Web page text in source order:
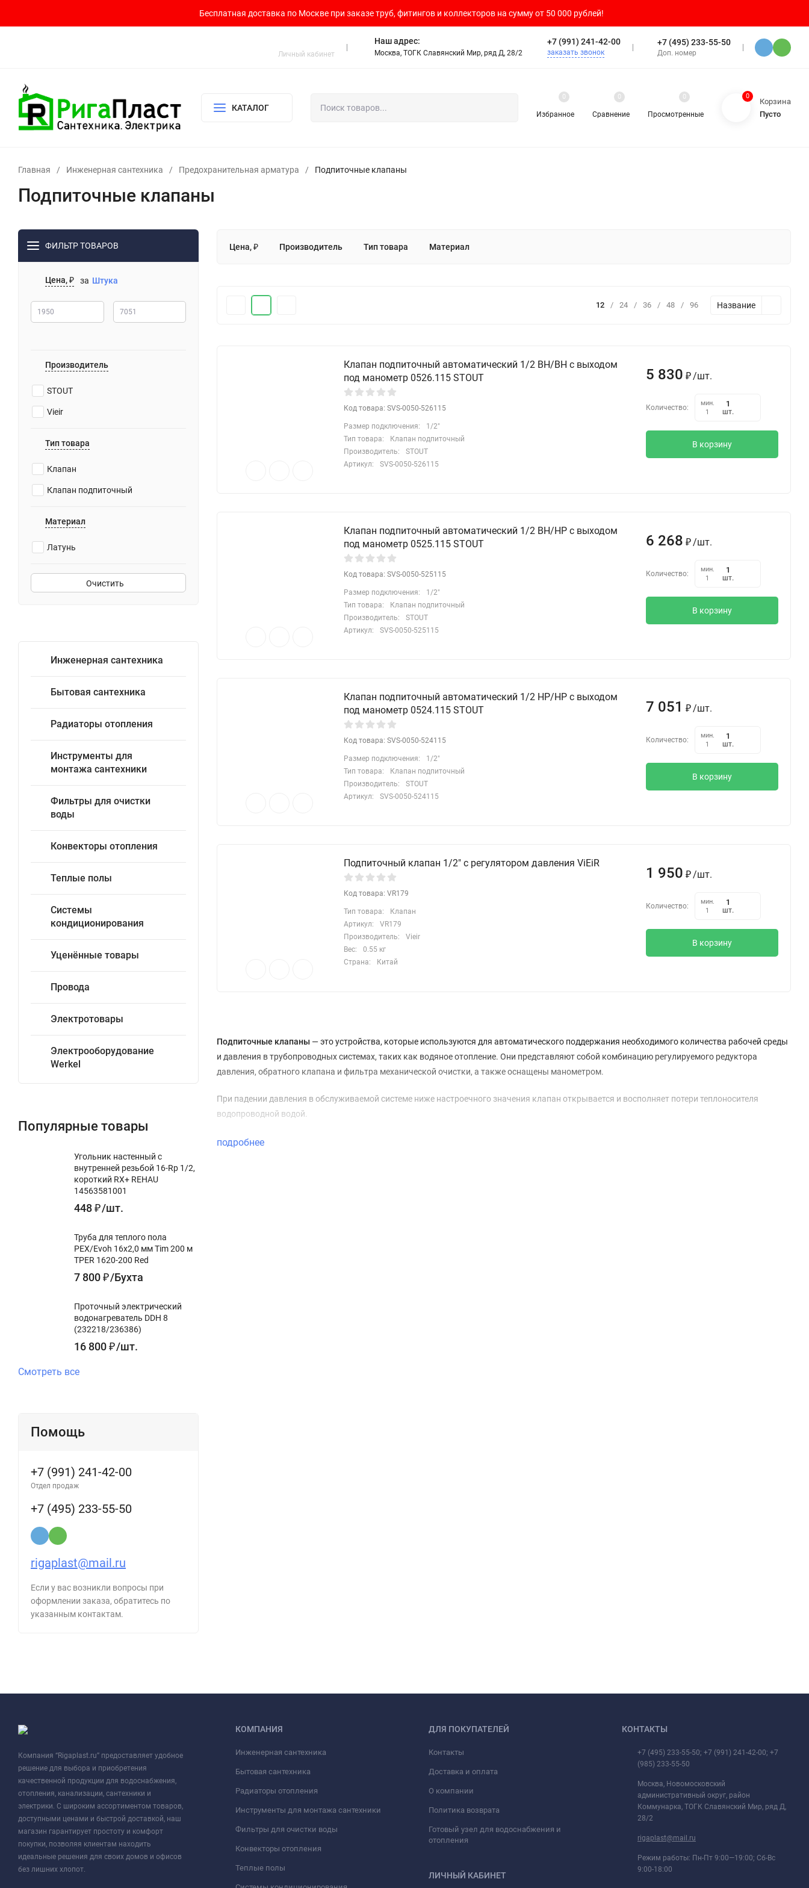
Бесплатная доставка по Москве при заказе труб, фитингов и коллекторов на сумму от 50 000 рублей!
Личный кабинет
Наш адрес:
Москва, ТОГК Славянский Мир, ряд Д, 28/2
+7 (991) 241-42-00
заказать звонок
+7 (495) 233-55-50
Доп. номер
КАТАЛОГ
Избранное
0
Сравнение
0
Просмотренные
0 0
Корзина
Пусто
Главная / Инженерная сантехника / Предохранительная арматура / Подпиточные клапаны
Подпиточные клапаны
ФИЛЬТР ТОВАРОВ
Цена, ₽ за Штука
Производитель
STOUT
Vieir
Тип товара
Клапан
Клапан подпиточный
Материал
Латунь
Очистить
Инженерная сантехника
Бытовая сантехника
Радиаторы отопления
Инструменты для
монтажа сантехники
Фильтры для очистки
воды
Конвекторы отопления
Теплые полы
Системы
кондиционирования
Уценённые товары
Провода
Электротовары
Электрооборудование
Werkel
Популярные товары
Угольник настенный с
внутренней резьбой 16-Rp 1/2,
короткий RX+ REHAU
14563581001
448₽/шт.
Труба для теплого пола
PEX/Evoh 16х2,0 мм Tim 200 м
TPER 1620-200 Red
7 800₽/Бухта
Проточный электрический
водонагреватель DDH 8
(232218/236386)
16 800₽/шт.
Смотреть все
Помощь
+7 (991) 241-42-00
Отдел продаж
+7 (495) 233-55-50
rigaplast@mail.ru
Если у вас возникли вопросы при
оформлении заказа, обратитесь по
указанным контактам.
Цена, ₽ Производитель Тип товара Материал
12 / 24 / 36 / 48 / 96 Название
Клапан подпиточный автоматический 1/2 ВН/ВН с выходом
под манометр 0526.115 STOUT
Код товара: SVS-0050-526115
Размер подключения:
1/2"
Тип товара:
Клапан подпиточный
Производитель:
STOUT
Артикул:
SVS-0050-526115
5 830 ₽/шт.
Количество:
мин.
1
шт.
В корзину
Клапан подпиточный автоматический 1/2 ВН/НР с выходом
под манометр 0525.115 STOUT
Код товара: SVS-0050-525115
Размер подключения:
1/2"
Тип товара:
Клапан подпиточный
Производитель:
STOUT
Артикул:
SVS-0050-525115
6 268 ₽/шт.
Количество:
мин.
1
шт.
В корзину
Клапан подпиточный автоматический 1/2 НР/НР с выходом
под манометр 0524.115 STOUT
Код товара: SVS-0050-524115
Размер подключения:
1/2"
Тип товара:
Клапан подпиточный
Производитель:
STOUT
Артикул:
SVS-0050-524115
7 051 ₽/шт.
Количество:
мин.
1
шт.
В корзину
Подпиточный клапан 1/2″ с регулятором давления ViEiR
Код товара: VR179
Тип товара:
Клапан
Артикул:
VR179
Производитель:
Vieir
Вес:
0.55 кг
Страна:
Китай
1 950 ₽/шт.
Количество:
мин.
1
шт.
В корзину
Подпиточные клапаны — это устройства, которые используются для автоматического поддержания необходимого количества рабочей среды
и давления в трубопроводных системах, таких как водяное отопление. Они представляют собой комбинацию регулируемого редуктора
давления, обратного клапана и фильтра механической очистки, а также оснащены манометром.
При падении давления в обслуживаемой системе ниже настроечного значения клапан открывается и восполняет потери теплоносителя
водопроводной водой.
подробнее
Компания “Rigaplast.ru” предоставляет удобное
решение для выбора и приобретения
качественной продукции для водоснабжения,
отопления, канализации, сантехники и
электрики. С широким ассортиментом товаров,
доступными ценами и быстрой доставкой, наш
магазин гарантирует простоту и комфорт
покупки, позволяя клиентам находить
идеальные решения для своих домов и офисов
без лишних хлопот.
КОМПАНИЯ
Инженерная сантехника
Бытовая сантехника
Радиаторы отопления
Инструменты для монтажа сантехники
Фильтры для очистки воды
Конвекторы отопления
Теплые полы
ДЛЯ ПОКУПАТЕЛЕЙ
Контакты
Доставка и оплата
О компании
Политика возврата
Готовый узел для водоснабжения и
отопления
ЛИЧНЫЙ КАБИНЕТ
КОНТАКТЫ
+7 (495) 233-55-50; +7 (991) 241-42-00; +7
(985) 233-55-50
Москва, Новомосковский
административный округ, район
Коммунарка, ТОГК Славянский Мир, ряд Д,
28/2
rigaplast@mail.ru
Режим работы: Пн-Пт 9:00—19:00; Сб-Вс
9:00-18:00